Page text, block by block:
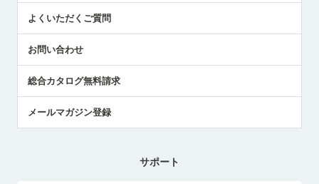
センサのテクニカルガイド
社長ブログ
よくいただくご質問
お問い合わせ
総合カタログ無料請求
メールマガジン登録
サポート